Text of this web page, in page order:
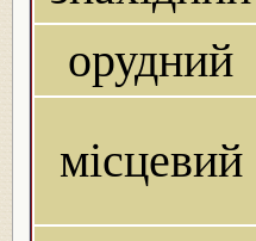
орудний
місцевий